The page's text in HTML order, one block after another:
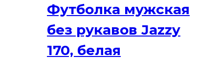
можно
на
Футболка мужская
без рукавов Jazzy
170, белая